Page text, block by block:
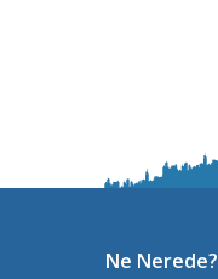
Ne Nerede?